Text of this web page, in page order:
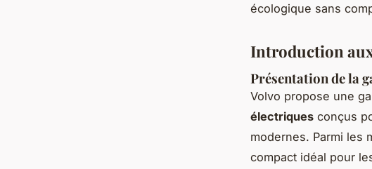
écologique sans
Introduction
Présentation de la
Volvo propose une
électriques conçus
modernes. Parmi les
compact idéal pour